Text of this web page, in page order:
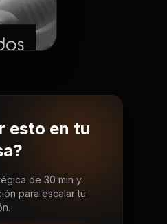
esto en tu
de 30 min y
para escalar tu